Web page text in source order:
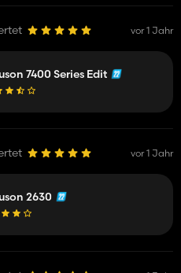
vor 1 Jahr
7400 Series Edit
vor 1 Jahr
2630